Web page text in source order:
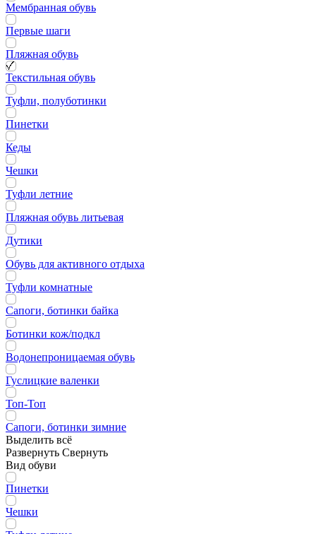
Мембранная обувь
Первые шаги
Пляжная обувь
Текстильная обувь
Туфли, полуботинки
Пинетки
Кеды
Чешки
Туфли летние
Пляжная обувь литьевая
Дутики
Обувь для активного отдыха
Туфли комнатные
Сапоги, ботинки байка
Ботинки кож/подкл
Водонепроницаемая обувь
Гуслицкие валенки
Топ-Топ
Сапоги, ботинки зимние
Выделить всё
Развернуть Свернуть
Вид обуви
Пинетки
Чешки